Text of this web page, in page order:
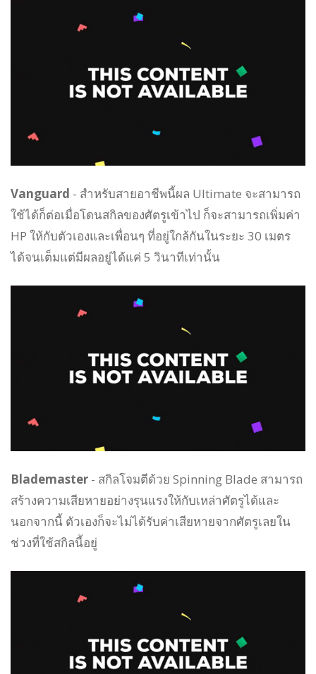
Vanguard - สำหรับสายอาชีพนี้ผล Ultimate จะสามารถ
ใช้ได้ก็ต่อเมื่อโดนสกิลของศัตรูเข้าไป ก็จะสามารถเพิ่มค่า
HP ให้กับตัวเองและเพื่อนๆ ที่อยู่ใกล้กันในระยะ 30 เมตร
ได้จนเต็มแต่มีผลอยู่ได้แค่ 5 วินาทีเท่านั้น
Blademaster - สกิลโจมตีด้วย Spinning Blade สามารถ
สร้างความเสียหายอย่างรุนแรงให้กับเหล่าศัตรูได้และ
นอกจากนี้ ตัวเองก็จะไม่ได้รับค่าเสียหายจากศัตรูเลยใน
ช่วงที่ใช้สกิลนี้อยู่